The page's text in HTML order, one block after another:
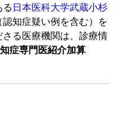
日本医科大学武蔵小杉
認知症疑い例を含む）を
る医療機関は、診療情
症専門医紹介加算